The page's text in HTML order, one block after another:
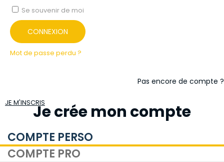
Se souvenir de moi
CONNEXION
Mot de passe perdu ?
Pas encore de compte ?
JE M'INSCRISJe crée mon compte
COMPTE PERSO
COMPTE PRO